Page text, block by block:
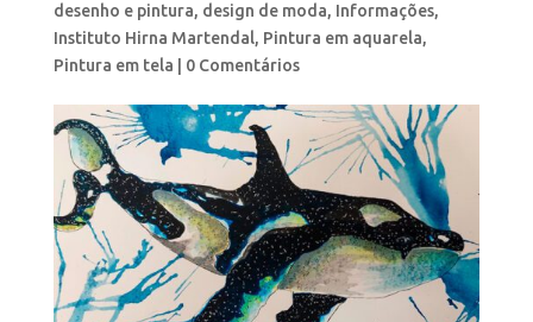
desenho e pintura, design de moda, Informações,
Instituto Hirna Martendal, Pintura em aquarela,
Pintura em tela
0 Comentários